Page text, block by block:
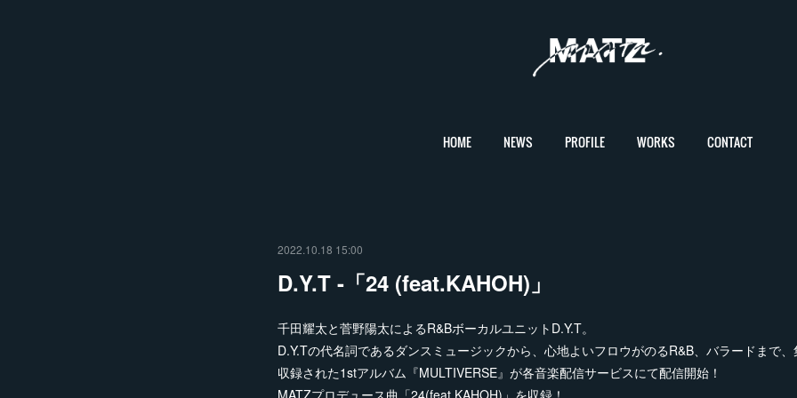
HOME NEWS PROFILE WORKS CONTACT
2022.10.18 15:00
D.Y.T -「24 (feat.KAHOH)」
千田耀太と菅野陽太によるR&BボーカルユニットD.Y.T。
D.Y.Tの代名詞であるダンスミュージックから、心地よいフロウがのるR&B、バラードまで
収録された1stアルバム『MULTIVERSE』が各音楽配信サービスにて配信開始！
MATZプロデュース曲「24(feat.KAHOH)」を収録！